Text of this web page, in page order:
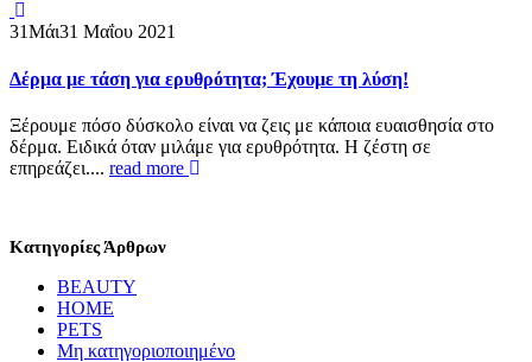
31Μάι31 Μαΐου 2021
Δέρμα με τάση για ερυθρότητα; Έχουμε τη λύση!
Ξέρουμε πόσο δύσκολο είναι να ζεις με κάποια ευαισθησία στο
δέρμα. Ειδικά όταν μιλάμε για ερυθρότητα. Η ζέστη σε
επηρεάζει.... read more
Κατηγορίες Άρθρων
BEAUTY
HOME
PETS
Μη κατηγοριοποιημένο